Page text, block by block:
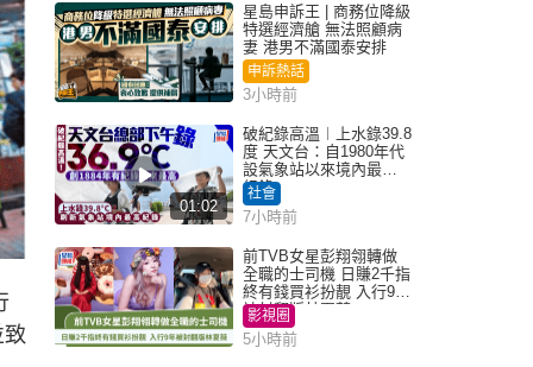
星島申訴王 | 商務位降級
特選經濟艙 無法照顧病
妻 港男不滿國泰安排
申訴熱話
3小時前
01:02
破紀錄高溫︱上水錄39.8
度 天文台：自1980年代
設氣象站以來境內最高
紀錄
社會
7小時前
前TVB女星彭翔翎轉做
全職的士司機 日賺2千指
終有錢買衫扮靚 入行9年
被封翻版林夏薇
影視圈
5小時前